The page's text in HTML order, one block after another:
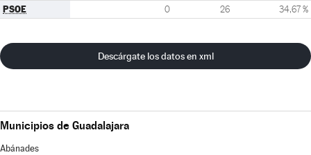
PSOE 0 26 34,67 %
Descárgate los datos en xml
Municipios de Guadalajara
Abánades